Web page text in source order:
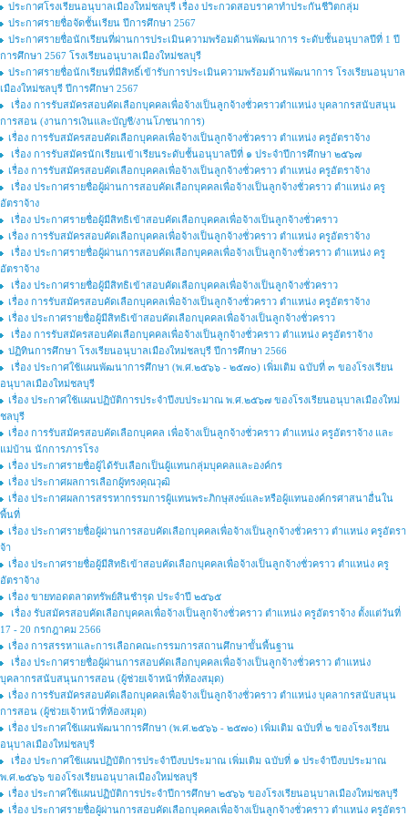
ประกาศโรงเรียนอนุบาลเมืองใหม่ชลบุรี เรื่อง ประกวดสอบราคาทำประกันชีวิตกลุ่ม
ประกาศรายชื่อจัดชั้นเรียน ปีการศึกษา 2567
ประกาศรายชื่อนักเรียนที่ผ่านการประเมินความพร้อมด้านพัฒนาการ ระดับชั้นอนุบาลปีที่ 1 ปี
การศึกษา 2567 โรงเรียนอนุบาลเมืองใหม่ชลบุรี
ประกาศรายชื่อนักเรียนที่มีสิทธิ์เข้ารับการประเมินความพร้อมด้านพัฒนาการ โรงเรียนอนุบาล
เมืองใหม่ชลบุรี ปีการศึกษา 2567
เรื่อง การรับสมัครสอบคัดเลือกบุคคลเพื่อจ้างเป็นลูกจ้างชั่วคราวตำแหน่ง บุคลากรสนับสนุน
การสอน (งานการเงินและบัญชี/งานโภชนาการ)
เรื่อง การรับสมัครสอบคัดเลือกบุคคลเพื่อจ้างเป็นลูกจ้างชั่วคราว ตำแหน่ง ครูอัตราจ้าง
เรื่อง การรับสมัครนักเรียนเข้าเรียนระดับชั้นอนุบาลปีที่ ๑ ประจำปีการศึกษา ๒๕๖๗
เรื่อง การรับสมัครสอบคัดเลือกบุคคลเพื่อจ้างเป็นลูกจ้างชั่วคราว ตำแหน่ง ครูอัตราจ้าง
เรื่อง ประกาศรายชื่อผู้ผ่านการสอบคัดเลือกบุคคลเพื่อจ้างเป็นลูกจ้างชั่วคราว ตำแหน่ง ครู
อัตราจ้าง
เรื่อง ประกาศรายชื่อผู้มีสิทธิเข้าสอบคัดเลือกบุคคลเพื่อจ้างเป็นลูกจ้างชั่วคราว
เรื่อง การรับสมัครสอบคัดเลือกบุคคลเพื่อจ้างเป็นลูกจ้างชั่วคราว ตำแหน่ง ครูอัตราจ้าง
เรื่อง ประกาศรายชื่อผู้ผ่านการสอบคัดเลือกบุคคลเพื่อจ้างเป็นลูกจ้างชั่วคราว ตำแหน่ง ครู
อัตราจ้าง
เรื่อง ประกาศรายชื่อผู้มีสิทธิเข้าสอบคัดเลือกบุคคลเพื่อจ้างเป็นลูกจ้างชั่วคราว
เรื่อง การรับสมัครสอบคัดเลือกบุคคลเพื่อจ้างเป็นลูกจ้างชั่วคราว ตำแหน่ง ครูอัตราจ้าง
เรื่อง ประกาศรายชื่อผู้มีสิทธิเข้าสอบคัดเลือกบุคคลเพื่อจ้างเป็นลูกจ้างชั่วคราว
เรื่อง การรับสมัครสอบคัดเลือกบุคคลเพื่อจ้างเป็นลูกจ้างชั่วคราว ตำแหน่ง ครูอัตราจ้าง
ปฏิทินการศึกษา โรงเรียนอนุบาลเมืองใหม่ชลบุรี ปีการศึกษา 2566
เรื่อง ประกาศใช้แผนพัฒนาการศึกษา (พ.ศ.๒๕๖๖ - ๒๕๗๐) เพิ่มเติม ฉบับที่ ๓ ของโรงเรียน
อนุบาลเมืองใหม่ชลบุรี
เรื่อง ประกาศใช้แผนปฏิบัติการประจำปีงบประมาณ พ.ศ.๒๕๖๗ ของโรงเรียนอนุบาลเมืองใหม่
ชลบุรี
เรื่อง การรับสมัครสอบคัดเลือกบุคคล เพื่อจ้างเป็นลูกจ้างชั่วคราว ตำแหน่ง ครูอัตราจ้าง และ
แม่บ้าน นักการภารโรง
เรื่อง ประกาศรายชื่อผู้ได้รับเลือกเป็นผู้แทนกลุ่มบุคคลและองค์กร
เรื่อง ประกาศผลการเลือกผู้ทรงคุณวุฒิ
เรื่อง ประกาศผลการสรรหากรรมการผู้แทนพระภิกษุสงฆ์และหรือผู้แทนองค์กรศาสนาอื่นใน
พื้นที่
เรื่อง ประกาศรายชื่อผู้ผ่านการสอบคัดเลือกบุคคลเพื่อจ้างเป็นลูกจ้างชั่วคราว ตำแหน่ง ครูอัตรา
จ้า
เรื่อง ประกาศรายชื่อผู้มีสิทธิเข้าสอบคัดเลือกบุคคลเพื่อจ้างเป็นลูกจ้างชั่วคราว ตำแหน่ง ครู
อัตราจ้าง
เรื่อง ขายทอดตลาดทรัพย์สินชำรุด ประจำปี ๒๕๖๕
เรื่อง รับสมัครสอบคัดเลือกบุคคลเพื่อจ้างเป็นลูกจ้างชั่วคราว ตำแหน่ง ครูอัตราจ้าง ตั้งแต่วันที่
17 - 20 กรกฎาคม 2566
เรื่อง การสรรหาและการเลือกคณะกรรมการสถานศึกษาขั้นพื้นฐาน
เรื่อง ประกาศรายชื่อผู้ผ่านการสอบคัดเลือกบุคคลเพื่อจ้างเป็นลูกจ้างชั่วคราว ตำแหน่ง
บุคลากรสนับสนุนการสอน (ผู้ช่วยเจ้าหน้าที่ห้องสมุด)
เรื่อง การรับสมัครสอบคัดเลือกบุคคลเพื่อจ้างเป็นลูกจ้างชั่วคราว ตำแหน่ง บุคลากรสนับสนุน
การสอน (ผู้ช่วยเจ้าหน้าที่ห้องสมุด)
เรื่อง ประกาศใช้แผนพัฒนาการศึกษา (พ.ศ.๒๕๖๖ - ๒๕๗๐) เพิ่มเติม ฉบับที่ ๒ ของโรงเรียน
อนุบาลเมืองใหม่ชลบุรี
เรื่อง ประกาศใช้แผนปฏิบัติการประจำปีงบประมาณ เพิ่มเติม ฉบับที่ ๑ ประจำปีงบประมาณ
พ.ศ.๒๕๖๖ ของโรงเรียนอนุบาลเมืองใหม่ชลบุรี
เรื่อง ประกาศใช้แผนปฏิบัติการประจำปีการศึกษา ๒๕๖๖ ของโรงเรียนอนุบาลเมืองใหม่ชลบุรี
เรื่อง ประกาศรายชื่อผู้ผ่านการสอบคัดเลือกบุคคลเพื่อจ้างเป็นลูกจ้างชั่วคราว ตําแหน่ง ครูอัตรา